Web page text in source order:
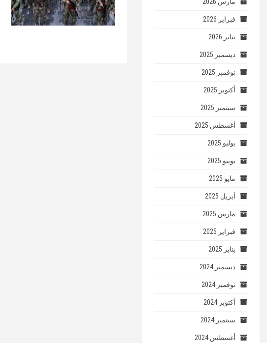
فبراير 2026
يناير 2026
ديسمبر 2025
نوفمبر 2025
أكتوبر 2025
سبتمبر 2025
أغسطس 2025
يوليو 2025
يونيو 2025
مايو 2025
أبريل 2025
مارس 2025
فبراير 2025
يناير 2025
ديسمبر 2024
نوفمبر 2024
أكتوبر 2024
سبتمبر 2024
أغسطس 2024